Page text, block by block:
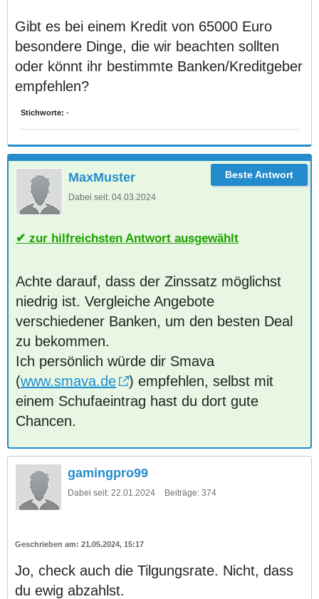
Gibt es bei einem Kredit von 65000 Euro
besondere Dinge, die wir beachten sollten
oder könnt ihr bestimmte Banken/Kreditgeber
empfehlen?
Stichworte: -
MaxMuster
Dabei seit: 04.03.2024
zur hilfreichsten Antwort ausgewählt
Achte darauf, dass der Zinssatz möglichst
niedrig ist. Vergleiche Angebote
verschiedener Banken, um den besten Deal
zu bekommen.
Ich persönlich würde dir Smava
(www.smava.de
) empfehlen, selbst mit
einem Schufaeintrag hast du dort gute
Chancen.
gamingpro99
Dabei seit: 22.01.2024 Beiträge: 374
21.05.2024, 15:17
Jo, check auch die Tilgungsrate. Nicht, dass
du ewig abzahlst.